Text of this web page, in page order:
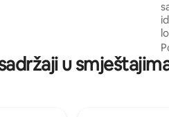
je
u